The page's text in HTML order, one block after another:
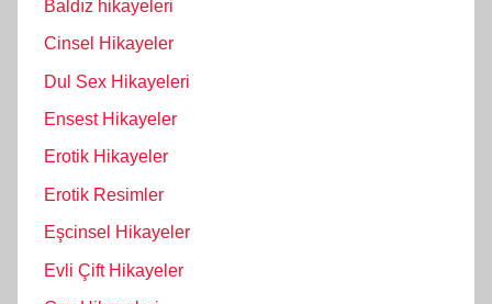
Baldız hikayeleri
Cinsel Hikayeler
Dul Sex Hikayeleri
Ensest Hikayeler
Erotik Hikayeler
Erotik Resimler
Eşcinsel Hikayeler
Evli Çift Hikayeler